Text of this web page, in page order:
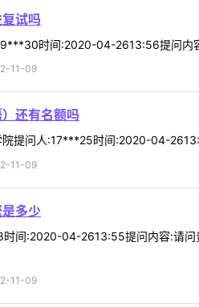
试吗
时间:2020-04-2613:56提问内
11-09
还有名额吗
提问人:17***25时间:2020-04-
11-09
多少
间:2020-04-2613:55提问内容:请
11-09